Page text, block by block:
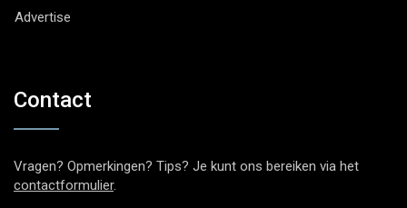
Advertise
Contact
Vragen? Opmerkingen? Tips? Je kunt ons bereiken via het
contactformulier.